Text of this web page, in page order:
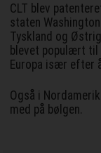
CLT blev
staten
Tyskland og
blevet populært til
Europa især efter
Også i
med på bølgen.